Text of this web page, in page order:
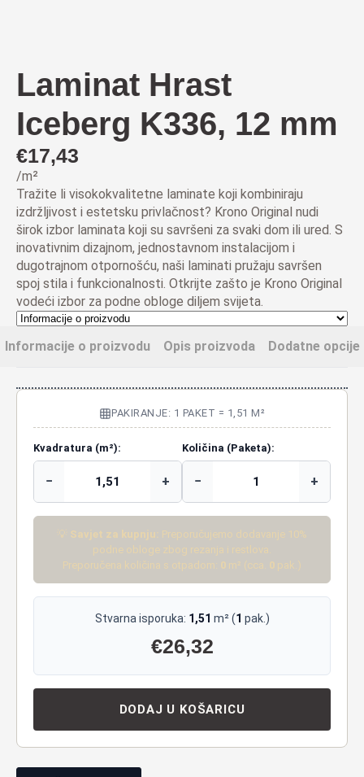
Laminat Hrast
Iceberg K336, 12 mm
€17,43
/m²
Tražite li visokokvalitetne laminate koji kombiniraju
izdržljivost i estetsku privlačnost? Krono Original nudi
širok izbor laminata koji su savršeni za svaki dom ili ured. S
inovativnim dizajnom, jednostavnom instalacijom i
dugotrajnom otpornošću, naši laminati pružaju savršen
spoj stila i funkcionalnosti. Otkrijte zašto je Krono Original
vodeći izbor za podne obloge diljem svijeta.
Informacije o proizvodu Opis proizvoda Dodatne opcije
PAKIRANJE: 1 PAKET = 1,51 M²
Kvadratura (m²):
− +
Količina (Paketa):
− +
💡 Savjet za kupnju: Preporučujemo dodavanje 10%
podne obloge zbog rezanja i restlova.
Preporučena količina s otpadom: 0 m² (cca. 0 pak.)
Stvarna isporuka: 1,51 m² (1 pak.)
€26,32
DODAJ U KOŠARICU